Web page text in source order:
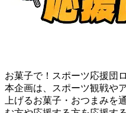
お菓子で！スポーツ応援団
本企画は、スポーツ観戦や
上げるお菓子・おつまみを